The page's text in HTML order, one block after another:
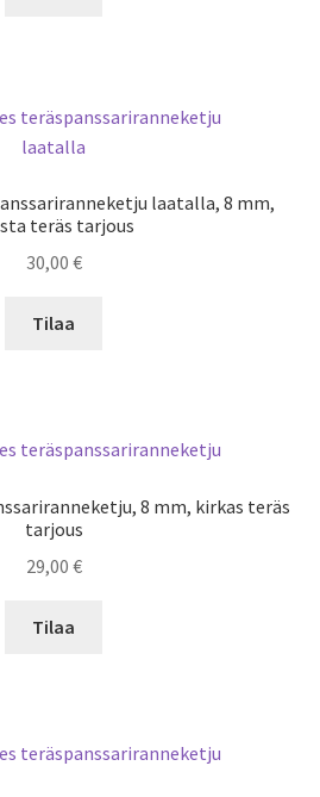
laatalla, 8 mm,
teräs tarjous
30,00 €
Tilaa
8 mm, kirkas teräs
tarjous
29,00 €
Tilaa